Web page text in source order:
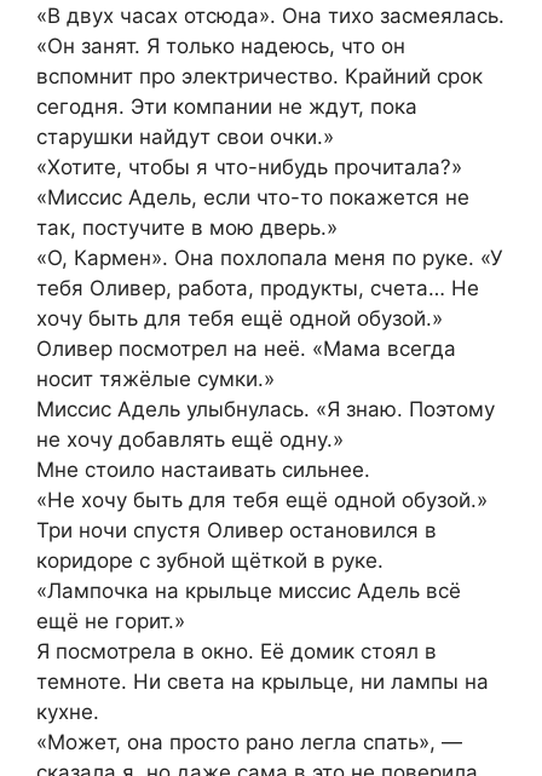
«В двух часах отсюда». Она тихо засмеялась.
«Он занят. Я только надеюсь, что он
вспомнит про электричество. Крайний срок
сегодня. Эти компании не ждут, пока
старушки найдут свои очки.»
«Хотите, чтобы я что-нибудь прочитала?»
«Миссис Адель, если что-то покажется не
так, постучите в мою дверь.»
«О, Кармен». Она похлопала меня по руке. «У
тебя Оливер, работа, продукты, счета… Не
хочу быть для тебя ещё одной обузой.»
Оливер посмотрел на неё. «Мама всегда
носит тяжёлые сумки.»
Миссис Адель улыбнулась. «Я знаю. Поэтому
не хочу добавлять ещё одну.»
Мне стоило настаивать сильнее.
«Не хочу быть для тебя ещё одной обузой.»
Три ночи спустя Оливер остановился в
коридоре с зубной щёткой в руке.
«Лампочка на крыльце миссис Адель всё
ещё не горит.»
Я посмотрела в окно. Её домик стоял в
темноте. Ни света на крыльце, ни лампы на
кухне.
«Может, она просто рано легла спать», —